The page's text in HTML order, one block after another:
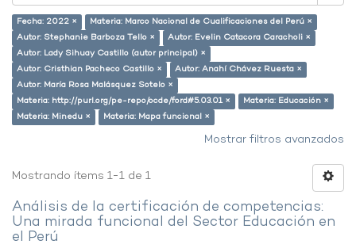
Fecha: 2022 ×
Materia: Marco Nacional de Cualificaciones del Perú ×
Autor: Stephanie Barboza Tello ×
Autor: Evelin Catacora Caracholi ×
Autor: Lady Sihuay Castillo (autor principal) ×
Autor: Cristhian Pacheco Castillo ×
Autor: Anahí Chávez Ruesta ×
Autor: María Rosa Malásquez Sotelo ×
Materia: http://purl.org/pe-repo/ocde/ford#5.03.01 ×
Materia: Educación ×
Materia: Minedu ×
Materia: Mapa funcional ×
Mostrar filtros avanzados
Mostrando ítems 1-1 de 1
Análisis de la certificación de competencias:
Una mirada funcional del Sector Educación en
el Perú